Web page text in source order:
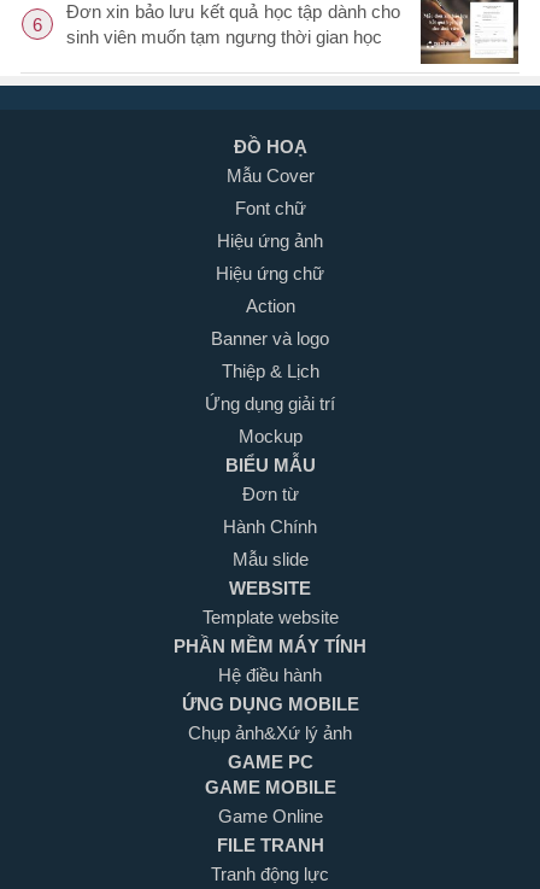
6
Đơn xin bảo lưu kết quả học tập dành cho
sinh viên muốn tạm ngưng thời gian học
ĐỒ HOẠ
Mẫu Cover
Font chữ
Hiệu ứng ảnh
Hiệu ứng chữ
Action
Banner và logo
Thiệp & Lịch
Ứng dụng giải trí
Mockup
BIỂU MẪU
Đơn từ
Hành Chính
Mẫu slide
WEBSITE
Template website
PHẦN MỀM MÁY TÍNH
Hệ điều hành
ỨNG DỤNG MOBILE
Chụp ảnh&Xứ lý ảnh
GAME PC
GAME MOBILE
Game Online
FILE TRANH
Tranh động lực